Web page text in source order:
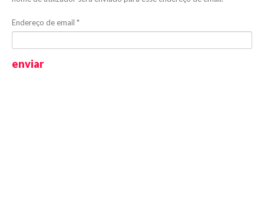
Endereço de email *
enviar